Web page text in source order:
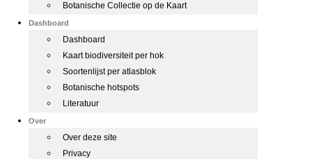
Botanische Collectie op de Kaart
Dashboard
Dashboard
Kaart biodiversiteit per hok
Soortenlijst per atlasblok
Botanische hotspots
Literatuur
Over
Over deze site
Privacy